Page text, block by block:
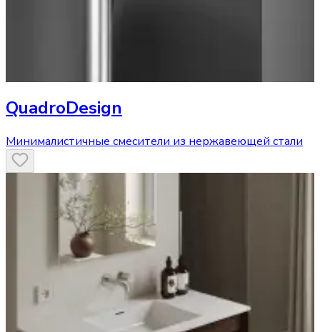
QuadroDesign
Минималистичные смесители из нержавеющей стали